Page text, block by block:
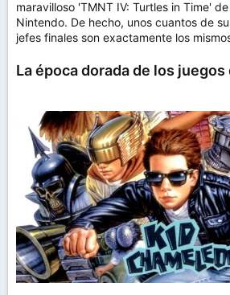
maravilloso 'TMNT IV: Turtles in Time'
Nintendo. De hecho, unos cuantos de
jefes finales son exactamente los
La época dorada de los